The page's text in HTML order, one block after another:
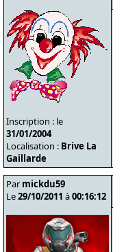
Inscription : le
31/01/2004
Localisation : Brive La
Gaillarde
Par mickdu59
Le29/10/2011 à00:16:12